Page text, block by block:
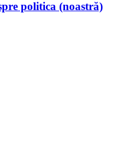
politica (noastră)